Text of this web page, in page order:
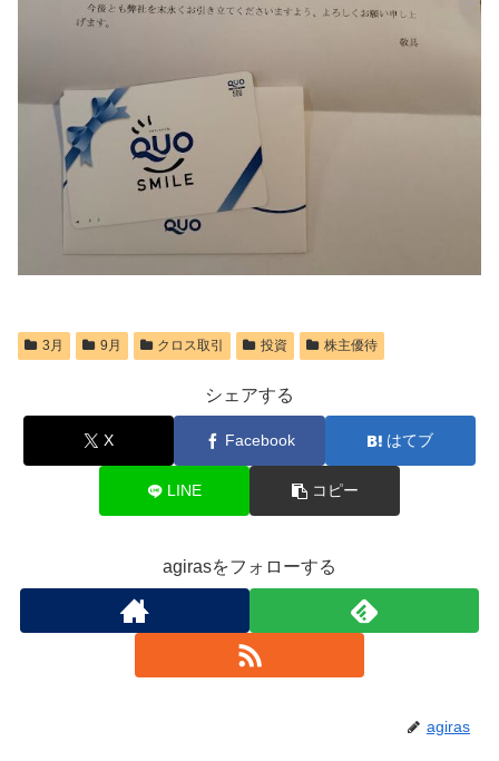
3月 9月 クロス取引 投資 株主優待
シェアする
X Facebook はてブ
LINE コピー
agirasをフォローする
agiras